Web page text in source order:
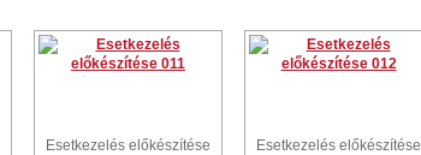
Esetkezelés előkészítése
Esetkezelés előkészítése